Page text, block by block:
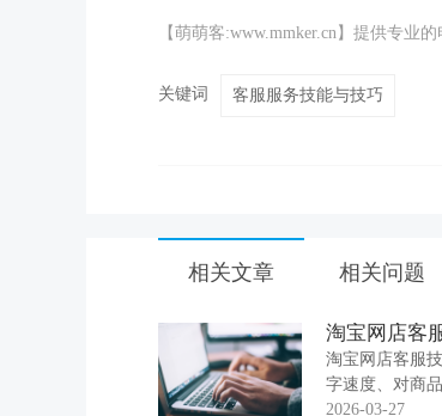
【萌萌客:www.mmker.cn】提供专业
关键词 客服服务技能与技巧
相关文章 相关问题
淘宝网店客
淘宝网店客服
字速度、对商
识。
2026-03-27